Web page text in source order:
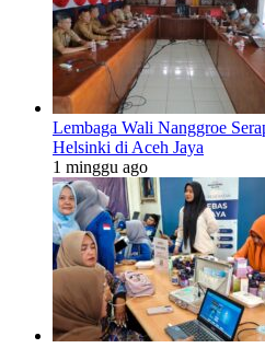
Lembaga Wali Nanggroe
Helsinki di Aceh Jaya
1 minggu ago